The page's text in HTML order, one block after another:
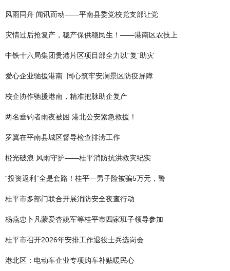
风雨同舟 闻讯而动——平南县委党校党支部让党
灾情过后抢复产，稳产保供稳民生！——港南区农技上
中铁十六局集团贵港片区项目部全力以“复”助灾
爱心企业驰援港南 同心筑牢安澜景区防疫屏障
校企协作驰援港南，精准把脉助企复产
两名垂钓者雨夜被困 港北公安紧急救援！
罗翼在平南县城区督导检查排涝工作
橙光破浪 风雨守护——桂平消防抗洪救灾纪实
“投资返利”全是套路！桂平一男子险被骗5万元，警
桂平市多部门联合开展消防安全夜查行动
杨燕忠卜凡蒙爱杏姚军等桂平市四家班子领导参加
桂平市召开2026年安排工作退役士兵选岗会
港北区：电动车企业专项购车补贴暖民心